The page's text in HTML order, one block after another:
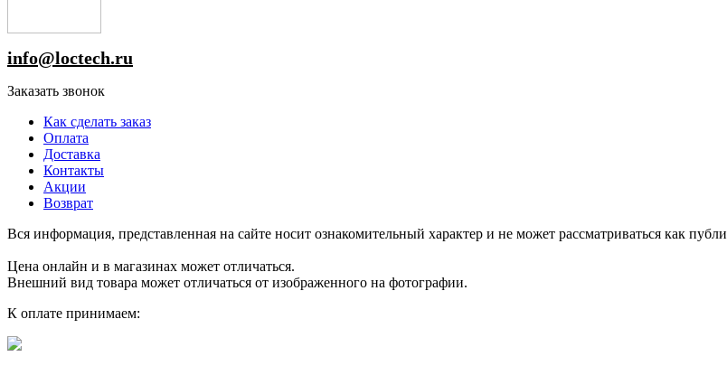
info@loctech.ru
Заказать звонок
Как сделать заказ
Оплата
Доставка
Контакты
Акции
Возврат
Вся информация, представленная на сайте носит ознакомительный характер и не может рассматриваться как
Цена онлайн и в магазинах может отличаться.
Внешний вид товара может отличаться от изображенного на фотографии.
К оплате принимаем: